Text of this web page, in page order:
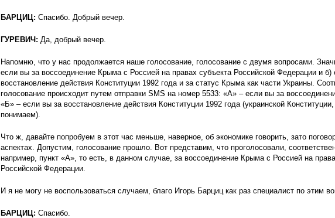
БАРЦИЦ: Спасибо. Добрый вечер.
ГУРЕВИЧ: Да, добрый вечер.
Напомню, что у нас продолжается наше голосование, голосование с двумя вопросами.
если вы за воссоединение Крыма с Россией на правах субъекта Российской Федерации и б)
восстановление действия Конституции 1992 года и за статус Крыма как части Украины.
голосование происходит путем отправки SMS на номер 5533: «А» – если вы за
«Б» – если вы за восстановление действия Конституции 1992 года (украинской
понимаем).
Что ж, давайте попробуем в этот час меньше, наверное, об экономике говорить, зато
аспектах. Допустим, голосование прошло. Вот представим, что проголосовали,
например, пункт «А», то есть, в данном случае, за воссоединение Крыма с Россией на
Российской Федерации.
И я не могу не воспользоваться случаем, благо Игорь Барциц как раз специалист по этим
БАРЦИЦ: Спасибо.